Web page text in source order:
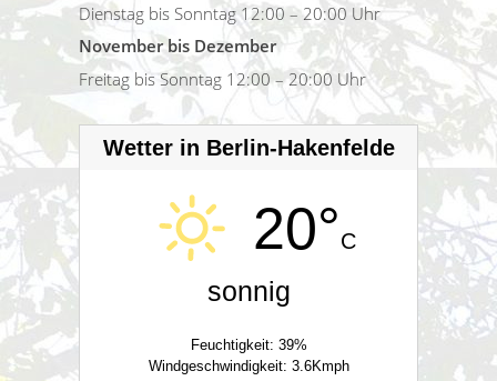
Dienstag bis Sonntag 12:00 – 20:00 Uhr
November bis Dezember
Freitag bis Sonntag 12:00 – 20:00 Uhr
Wetter in Berlin-Hakenfelde
20°C
sonnig
Feuchtigkeit: 39%
Windgeschwindigkeit: 3.6Kmph